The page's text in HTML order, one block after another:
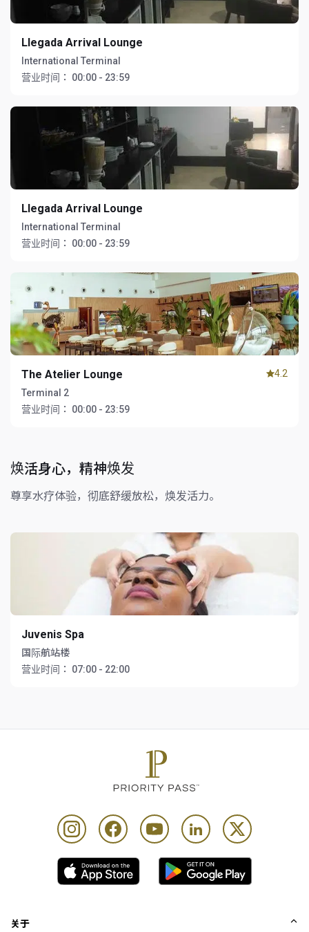
Llegada Arrival Lounge
International Terminal
营业时间：
00:00 - 23:59
Llegada Arrival Lounge
International Terminal
营业时间：
00:00 - 23:59
The Atelier Lounge
Terminal 2
营业时间：
00:00 - 23:59
4.2
焕活身心，精神焕发
尊享水疗体验，彻底舒缓放松，焕发活力。
Juvenis Spa
国际航站楼
营业时间：
07:00 - 22:00
关于